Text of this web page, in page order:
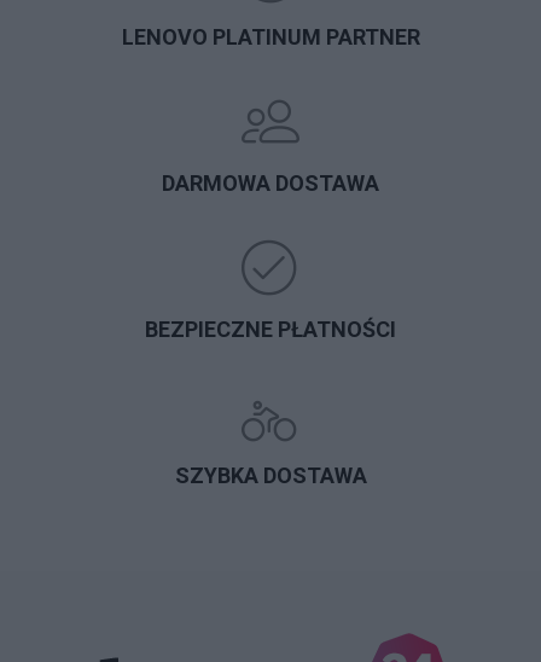
LENOVO PLATINUM PARTNER
DARMOWA DOSTAWA
BEZPIECZNE PŁATNOŚCI
SZYBKA DOSTAWA